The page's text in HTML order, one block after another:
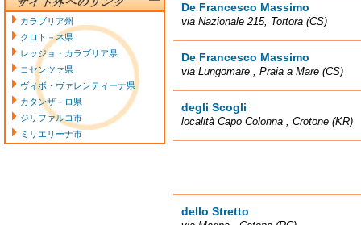
De Francesco Massimo
via Nazionale 215, Tortora (CS)
De Francesco Massimo
via Lungomare , Praia a Mare (CS)
degli Scogli
località Capo Colonna , Crotone (KR)
dello Stretto
カラブリア州
クロト－ネ県
レッジョ・カラブリア県
コセンツァ県
ヴィボ・ヴァレンティーナ県
カタンザ－ロ県
ジリファルコ市
ミリエリーナ市